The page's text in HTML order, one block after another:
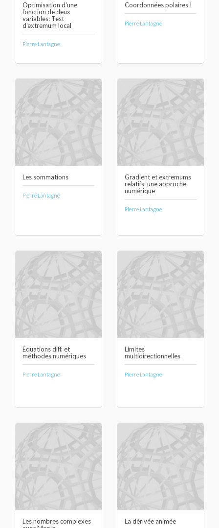
Optimisation d'une
fonction de deux
variables: Test
d'extremum local
Pierre Lantagne
Coordonnées polaires I
Pierre Lantagne
Les sommations
Pierre Lantagne
Gradient et extremums
relatifs: une approche
numérique
Pierre Lantagne
Équations diff. et
méthodes numériques
Pierre Lantagne
Limites
multidirectionnelles
Pierre Lantagne
Les nombres complexes
La dérivée animée